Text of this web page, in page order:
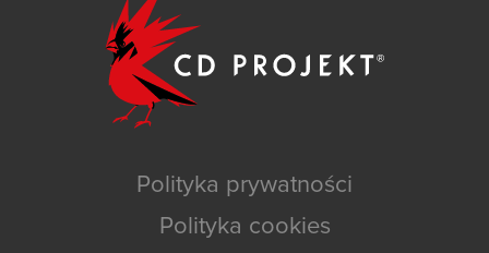
Polityka prywatności
Polityka cookies